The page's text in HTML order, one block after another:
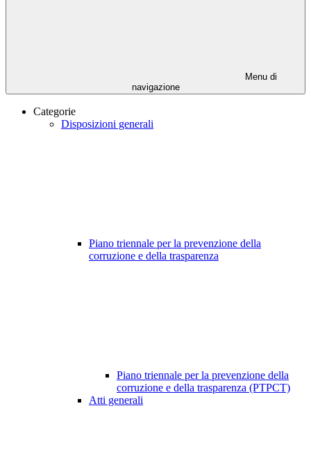
Menu di
navigazione
Categorie
Disposizioni generali
Piano triennale per la prevenzione della
corruzione e della trasparenza
Piano triennale per la prevenzione della
corruzione e della trasparenza (PTPCT)
Atti generali